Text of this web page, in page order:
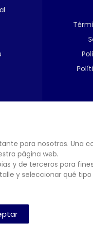
para nosotros. Una
página web.
y de terceros para
y seleccionar qué